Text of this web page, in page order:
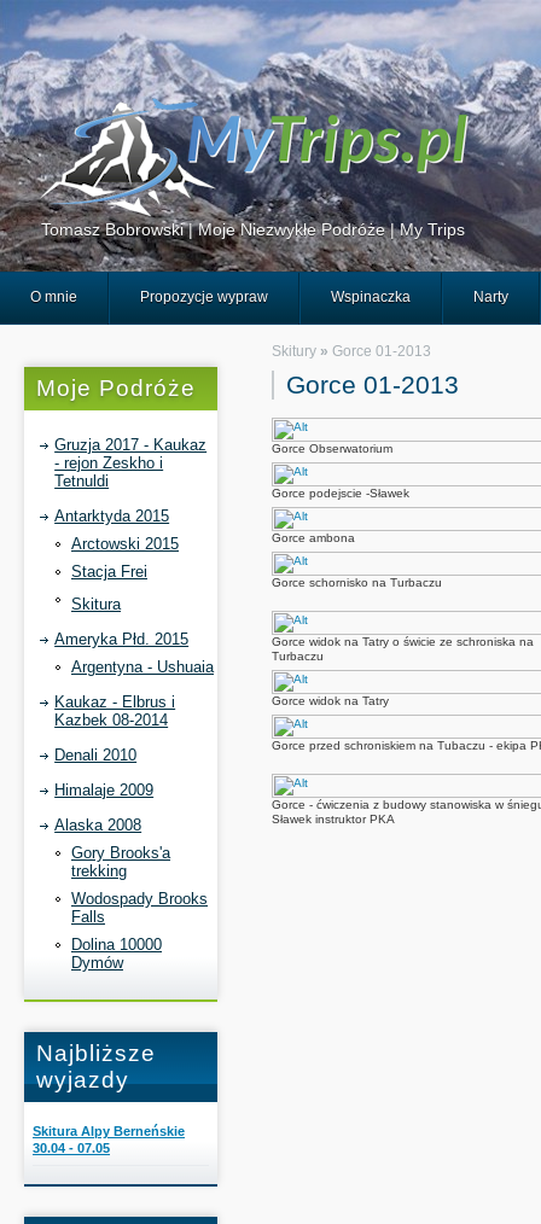
Tomasz Bobrowski | Moje Niezwykłe Podróże | My Trips
O mnie Propozycje wypraw Wspinaczka Narty
Moje Podróże
Gruzja 2017 - Kaukaz
- rejon Zeskho i
Tetnuldi
Antarktyda 2015
Arctowski 2015
Stacja Frei
Skitura
Ameryka Płd. 2015
Argentyna - Ushuaia
Kaukaz - Elbrus i
Kazbek 08-2014
Denali 2010
Himalaje 2009
Alaska 2008
Gory Brooks'a
trekking
Wodospady Brooks
Falls
Dolina 10000
Dymów
Najbliższe
wyjazdy
Skitura Alpy Berneńskie
30.04 - 07.05
Gorce 01-2013
Skitury» Gorce 01-2013
Gorce Obserwatorium
Gorce podejscie -Sławek
Gorce ambona
Gorce schornisko na Turbaczu
Gorce widok na Tatry o świcie ze schroniska na
Turbaczu
Gorce widok na Tatry
Gorce przed schroniskiem na Tubaczu - ekipa
Gorce - ćwiczenia z budowy stanowiska w
Sławek instruktor PKA